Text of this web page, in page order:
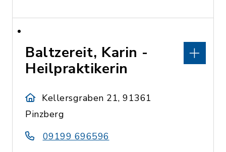
Baltzereit, Karin -
Heilpraktikerin
Kellersgraben 21, 91361
Pinzberg
09199 696596